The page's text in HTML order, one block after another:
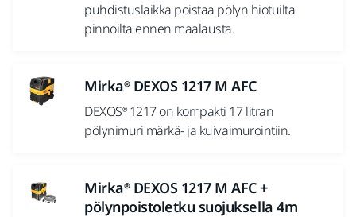
puhdistuslaikka poistaa pölyn hiotuilta
pinnoilta ennen maalausta.
Mirka® DEXOS 1217 M AFC
DEXOS® 1217 on kompakti 17 litran
pölynimuri märkä- ja kuivaimurointiin.
Mirka® DEXOS 1217 M AFC +
pölynpoistoletku suojuksella 4m